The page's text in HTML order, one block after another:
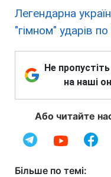
Легендарна
"гімном" ударів
Не
на наші
Або читайте
Більше по темі: